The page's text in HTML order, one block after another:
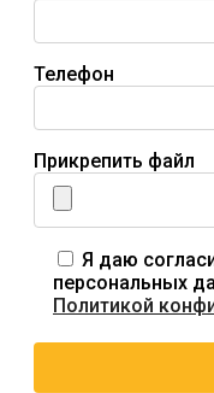
Телефон
Прикрепить файл
Я даю
персональных
Политикой